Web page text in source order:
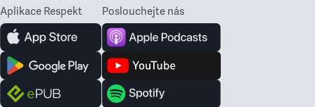
Aplikace Respekt Poslouchejte nás